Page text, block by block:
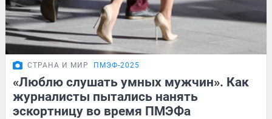
СТРАНА И МИР ПМЭФ-2025
«Люблю слушать умных мужчин». Как
журналисты пытались нанять
эскортницу во время ПМЭФа